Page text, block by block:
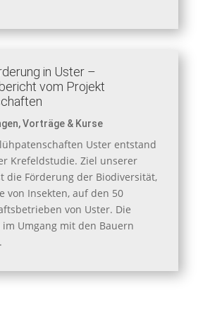
in Uster –
vom Projekt
,Vorträge & Kurse
Uster entstand
Krefeldstudie. Ziel unserer
die Förderung der Biodiversität,
von Insekten, auf den 50
von Uster. Die
Umgang mit den Bauern